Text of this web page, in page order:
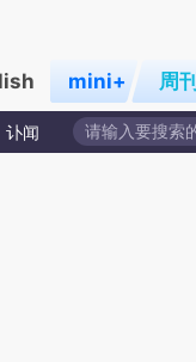
mini+ 周刊
讣闻